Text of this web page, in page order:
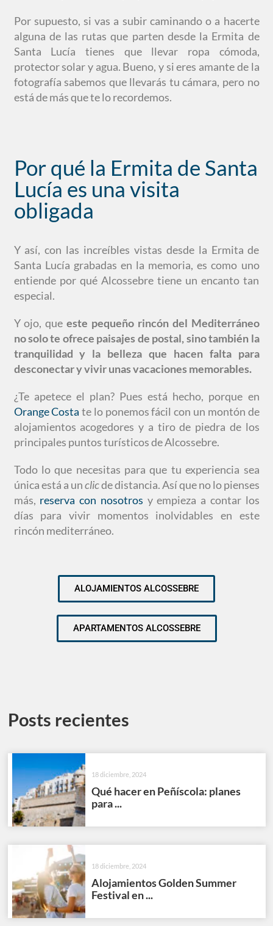
Por supuesto, si vas a subir caminando o a hacerte
alguna de las rutas que parten desde la Ermita de
Santa Lucía tienes que llevar ropa cómoda,
protector solar y agua. Bueno, y si eres amante de la
fotografía sabemos que llevarás tu cámara, pero no
está de más que te lo recordemos.
Por qué la Ermita de Santa
Lucía es una visita
obligada
Y así, con las increíbles vistas desde la Ermita de
Santa Lucía grabadas en la memoria, es como uno
entiende por qué Alcossebre tiene un encanto tan
especial.
Y ojo, queeste pequeño rincón del Mediterráneo
no solo te ofrece paisajes de postal, sino también la
tranquilidad y la belleza que hacen falta para
desconectar y vivir unas vacaciones memorables.
¿Te apetece el plan? Pues está hecho, porque en
Orange Costa te lo ponemos fácil con un montón de
alojamientos acogedores y a tiro de piedra de los
principales puntos turísticos de Alcossebre.
Todo lo que necesitas para que tu experiencia sea
única está a unclicde distancia. Así que no lo pienses
más, reserva con nosotros y empieza a contar los
días para vivir momentos inolvidables en este
rincón mediterráneo.
ALOJAMIENTOS ALCOSSEBRE
APARTAMENTOS ALCOSSEBRE
Posts recientes
18 diciembre, 2024
Qué hacer en Peñíscola: planes
para ...
18 diciembre, 2024
Alojamientos Golden Summer
Festival en ...